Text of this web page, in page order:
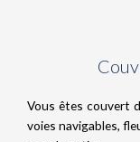
les réseaux
visualiser du
Vous êtes couvert
voies navigables,